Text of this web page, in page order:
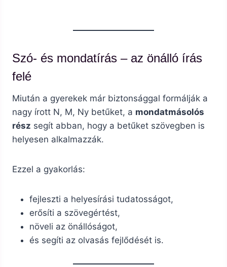
Szó- és mondatírás – az önálló írás
felé
Miután a gyerekek már biztonsággal formálják a
nagy írott N, M, Ny betűket, a mondatmásolós
rész segít abban, hogy a betűket szövegben is
helyesen alkalmazzák.
Ezzel a gyakorlás:
fejleszti a helyesírási tudatosságot,
erősíti a szövegértést,
növeli az önállóságot,
és segíti az olvasás fejlődését is.